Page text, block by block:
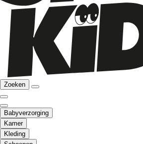
Zoeken
Babyverzorging
Kamer
Kleding